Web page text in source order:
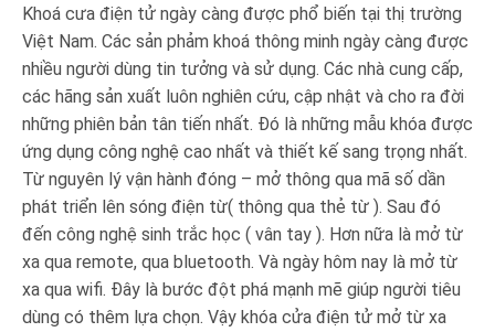
Khoá cưa điện tử ngày càng được phổ biến tại thị trường
Việt Nam. Các sản phảm khoá thông minh ngày càng được
nhiều người dùng tin tưởng và sử dụng. Các nhà cung cấp,
các hãng sản xuất luôn nghiên cứu, cập nhật và cho ra đời
những phiên bản tân tiến nhất. Đó là những mẫu khóa được
ứng dụng công nghệ cao nhất và thiết kế sang trọng nhất.
Từ nguyên lý vận hành đóng – mở thông qua mã số dần
phát triển lên sóng điện từ( thông qua thẻ từ ). Sau đó
đến công nghệ sinh trắc học ( vân tay ). Hơn nữa là mở từ
xa qua remote, qua bluetooth. Và ngày hôm nay là mở từ
xa qua wifi. Đây là bước đột phá mạnh mẽ giúp người tiêu
dùng có thêm lựa chọn. Vậy khóa cửa điện tử mở từ xa